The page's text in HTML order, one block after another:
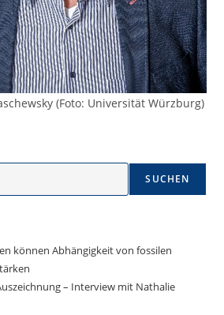
(Foto: Universität Würzburg)
SUCHEN
können Abhängigkeit von fossilen
– Interview mit Nathalie